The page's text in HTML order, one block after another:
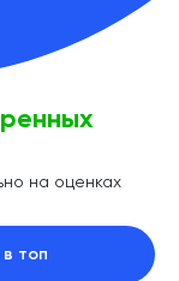
2019 г.
в сфере связи,
коммуникаций
на оценках
топ